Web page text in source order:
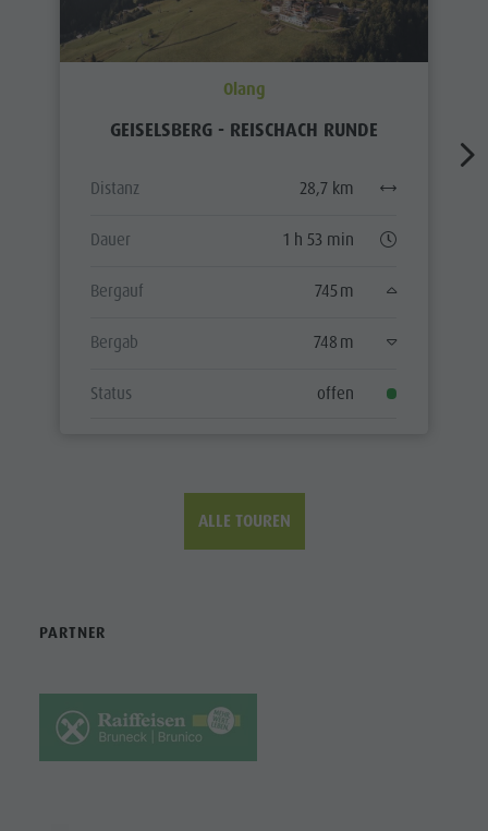
Olang
GEISELSBERG - REISCHACH RUNDE
Distanz 28,7 km
Dauer 1 h 53 min
Bergauf 745 m
Bergab 748 m
Status offen
ALLE TOUREN
PARTNER